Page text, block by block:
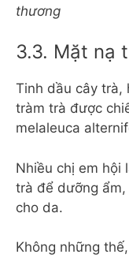
thương
3.3. Mặt nạ
Tinh dầu cây trà,
tràm trà được
melaleuca
Nhiều chị em hội
trà để dưỡng ẩm,
cho da.
Không những